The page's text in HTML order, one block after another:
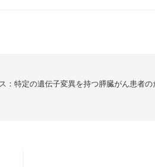
：特定の遺伝子変異を持つ膵臓がん患者の